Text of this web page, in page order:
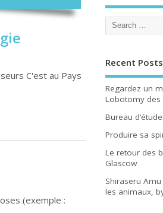
C'est au Pays
(exemple :
Recent Posts
Regardez un
Lobotomy des
Bureau
Produire sa
Le retour des
Glascow
Shiraseru
les animaux,